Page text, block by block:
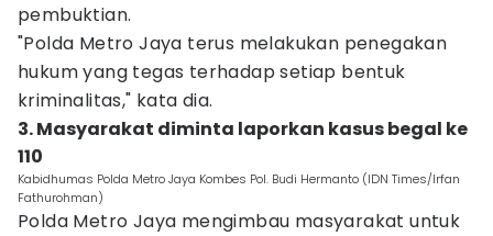
pembuktian.
"Polda Metro Jaya terus melakukan penegakan
hukum yang tegas terhadap setiap bentuk
kriminalitas," kata dia.
3. Masyarakat diminta laporkan kasus begal ke
110
Kabidhumas Polda Metro Jaya Kombes Pol. Budi Hermanto (IDN Times/Irfan
Fathurohman)
Polda Metro Jaya mengimbau masyarakat untuk